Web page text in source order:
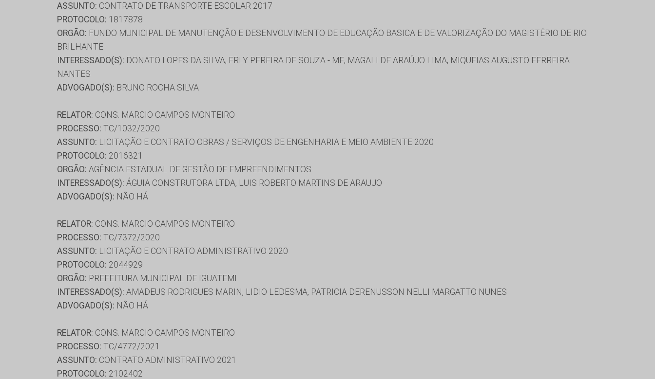
ASSUNTO: CONTRATO DE TRANSPORTE ESCOLAR 2017
PROTOCOLO: 1817878
ORGÃO: FUNDO MUNICIPAL DE MANUTENÇÃO E DESENVOLVIMENTO DE EDUCAÇÃO BASICA E DE VALORIZAÇÃO DO MAGISTÉRIO DE RIO
BRILHANTE
INTERESSADO(S): DONATO LOPES DA SILVA, ERLY PEREIRA DE SOUZA - ME, MAGALI DE ARAÚJO LIMA, MIQUEIAS AUGUSTO FERREIRA
NANTES
ADVOGADO(S): BRUNO ROCHA SILVA
RELATOR: CONS. MARCIO CAMPOS MONTEIRO
PROCESSO: TC/1032/2020
ASSUNTO: LICITAÇÃO E CONTRATO OBRAS / SERVIÇOS DE ENGENHARIA E MEIO AMBIENTE 2020
PROTOCOLO: 2016321
ORGÃO: AGÊNCIA ESTADUAL DE GESTÃO DE EMPREENDIMENTOS
INTERESSADO(S): ÁGUIA CONSTRUTORA LTDA, LUIS ROBERTO MARTINS DE ARAUJO
ADVOGADO(S): NÃO HÁ
RELATOR: CONS. MARCIO CAMPOS MONTEIRO
PROCESSO: TC/7372/2020
ASSUNTO: LICITAÇÃO E CONTRATO ADMINISTRATIVO 2020
PROTOCOLO: 2044929
ORGÃO: PREFEITURA MUNICIPAL DE IGUATEMI
INTERESSADO(S): AMADEUS RODRIGUES MARIN, LIDIO LEDESMA, PATRICIA DERENUSSON NELLI MARGATTO NUNES
ADVOGADO(S): NÃO HÁ
RELATOR: CONS. MARCIO CAMPOS MONTEIRO
PROCESSO: TC/4772/2021
ASSUNTO: CONTRATO ADMINISTRATIVO 2021
PROTOCOLO: 2102402